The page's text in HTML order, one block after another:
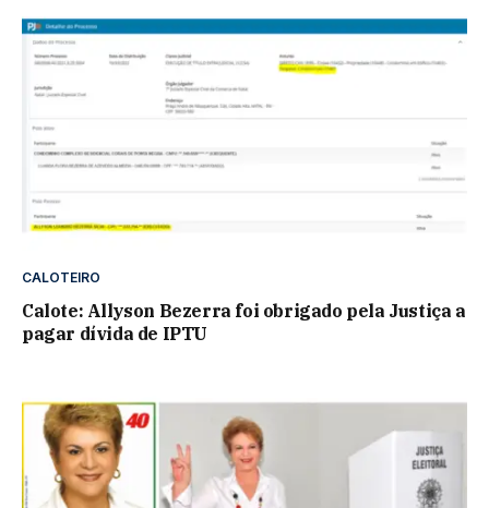
CALOTEIRO
Calote: Allyson Bezerra foi obrigado pela Justiça a
pagar dívida de IPTU